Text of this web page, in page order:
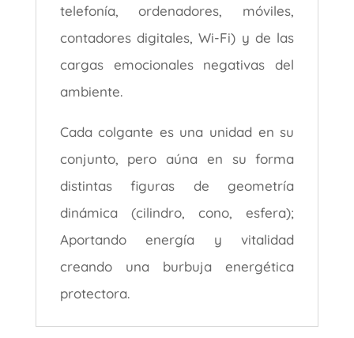
telefonía, ordenadores, móviles,
contadores digitales, Wi-Fi) y de las
cargas emocionales negativas del
ambiente.
Cada colgante es una unidad en su
conjunto, pero aúna en su forma
distintas figuras de geometría
dinámica (cilindro, cono, esfera);
Aportando energía y vitalidad
creando una burbuja energética
protectora.